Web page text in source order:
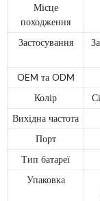
Місце
походження
Застосування
OEM та ODM
Колір
Вихідна частота
Порт
Тип батареї
Упаковка